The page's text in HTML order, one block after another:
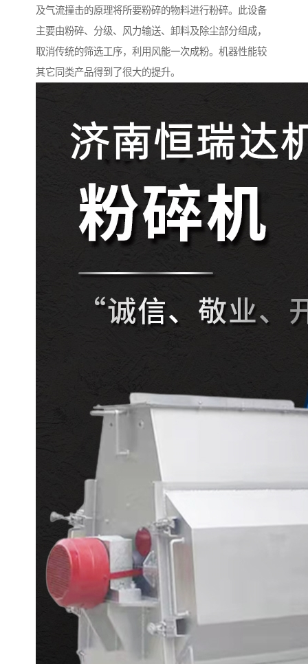
及气流撞击的原理将所要粉碎的物料进行粉碎。此设备
主要由粉碎、分级、风力输送、卸料及除尘部分组成，
取消传统的筛选工序，利用风能一次成粉。机器性能较
其它同类产品得到了很大的提升。